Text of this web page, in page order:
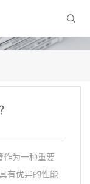
作为一种重要
有优异的性能